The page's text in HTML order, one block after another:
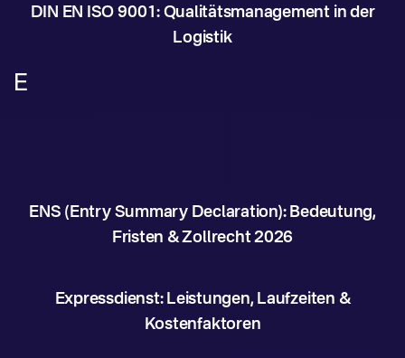
DIN EN ISO 9001: Qualitätsmanagement in der
Logistik
E
ENS (Entry Summary Declaration): Bedeutung,
Fristen & Zollrecht 2026
Expressdienst: Leistungen, Laufzeiten &
Kostenfaktoren